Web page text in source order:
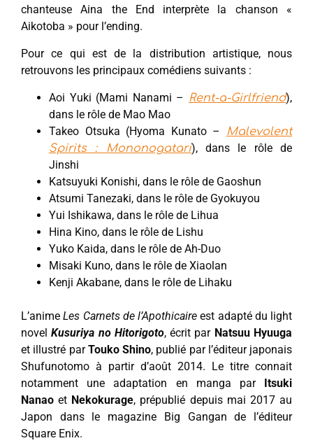
chanteuse Aina the End interprète la chanson «
Aikotoba » pour l’ending.
Pour ce qui est de la distribution artistique, nous
retrouvons les principaux comédiens suivants :
Aoi Yuki (Mami Nanami – Rent-a-Girlfriend),
dans le rôle de Mao Mao
Takeo Otsuka (Hyoma Kunato – Malevolent
Spirits : Mononogatari), dans le rôle de
Jinshi
Katsuyuki Konishi, dans le rôle de Gaoshun
Atsumi Tanezaki, dans le rôle de Gyokuyou
Yui Ishikawa, dans le rôle de Lihua
Hina Kino, dans le rôle de Lishu
Yuko Kaida, dans le rôle de Ah-Duo
Misaki Kuno, dans le rôle de Xiaolan
Kenji Akabane, dans le rôle de Lihaku
L’animeLes Carnets de l’Apothicaire est adapté du light
novelKusuriya no Hitorigoto, écrit par Natsuu Hyuuga
et illustré parTouko Shino, publié par l’éditeur japonais
Shufunotomo à partir d’août 2014. Le titre connait
notamment une adaptation en manga par
Itsuki
Nanao et Nekokurage, prépublié depuis mai 2017 au
Japon dans le magazine Big Gangan de l’éditeur
Square Enix.